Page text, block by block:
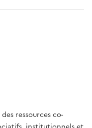
ressources co-